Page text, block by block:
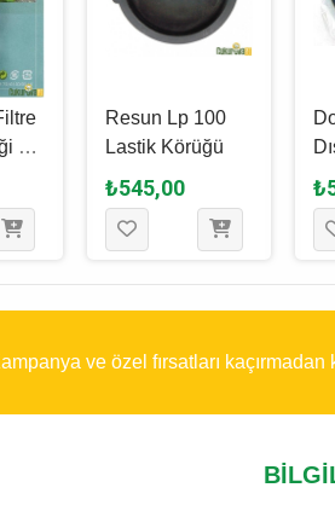
5
Resun Lp 100
Lastik Körüğü
₺545,00
ve özel fırsatları kaçırmadan